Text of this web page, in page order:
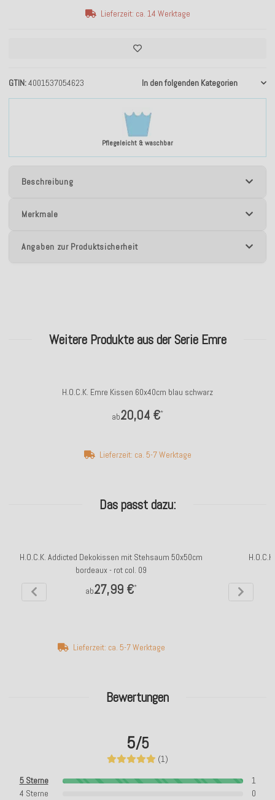
Pflegeleicht & waschbar
GTIN 4001537054623 In den folgenden Kategorien
Lieferzeit: ca. 14 Werktage
Beschreibung
Merkmale
Angaben zur Produktsicherheit
Bewertungen
5/5
(1)
5 Sterne
1
4 Sterne
0
Weitere Produkte aus der Serie Emre
H.O.C.K. Emre Kissen 60x40cm blau schwarz
ab20,04 €*
Lieferzeit: ca. 5-7 Werktage
Das passt dazu:
H.O.C.K. Addicted Dekokissen mit Stehsaum 50x50cm
bordeaux - rot col. 09
ab27,99 €*
Lieferzeit: ca. 5-7 Werktage